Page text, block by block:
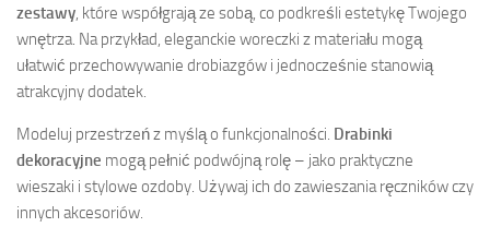
zestawy, które współgrają ze sobą, co podkreśli estetykę Twojego
wnętrza. Na przykład, eleganckie woreczki z materiału mogą
ułatwić przechowywanie drobiazgów i jednocześnie stanowią
atrakcyjny dodatek.
Modeluj przestrzeń z myślą o funkcjonalności. Drabinki
dekoracyjne mogą pełnić podwójną rolę – jako praktyczne
wieszaki i stylowe ozdoby. Używaj ich do zawieszania ręczników czy
innych akcesoriów.